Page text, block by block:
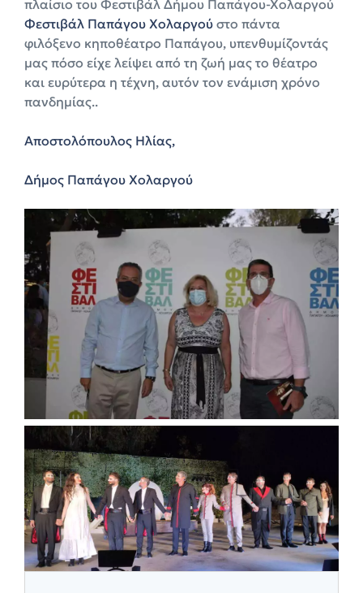
πλαίσιο του Φεστιβάλ Δήμου Παπάγου-Χολαργού
Φεστιβάλ Παπάγου Χολαργού στο πάντα
φιλόξενο κηποθέατρο Παπάγου, υπενθυμίζοντάς
μας πόσο είχε λείψει από τη ζωή μας το θέατρο
και ευρύτερα η τέχνη, αυτόν τον ενάμιση χρόνο
πανδημίας..
Αποστολόπουλος Ηλίας,
Δήμος Παπάγου Χολαργού